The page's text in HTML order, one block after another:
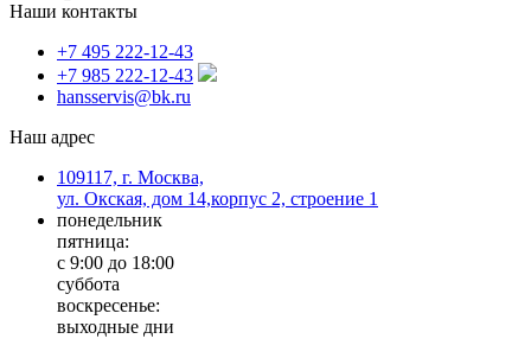
Наши контакты
+7 495 222-12-43
+7 985 222-12-43
hansservis@bk.ru
Наш адрес
109117, г. Москва,
ул. Окская, дом 14,корпус 2, строение 1
понедельник
пятница:
с 9:00 до 18:00
суббота
воскресенье:
выходные дни